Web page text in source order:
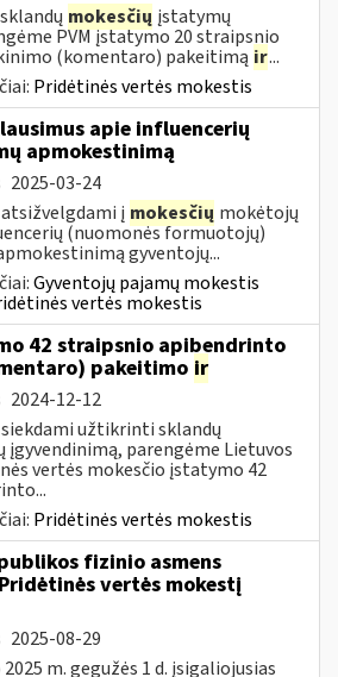
mokesčių įstatymų
PVM įstatymo 20 straipsnio
(komentaro) pakeitimą ir...
Pridėtinės vertės mokestis
apie influencerių
apmokestinimą
2025-03-24
į mokesčių mokėtojų
(nuomonės formuotojų)
gyventojų...
Gyventojų pajamų mokestis
vertės mokestis
42 straipsnio apibendrinto
pakeitimo ir
2024-12-12
užtikrinti sklandų
įgyvendinimą, parengėme Lietuvos
vertės mokesčio įstatymo 42
Pridėtinės vertės mokestis
fizinio asmens
vertės mokestį
2025-08-29
m. gegužės 1 d. įsigaliojusias